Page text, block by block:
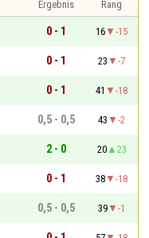
Ergebnis
Rang
0 - 1 16
-15
0 - 1 23
-7
0 - 1 41
-18
0,5 - 0,5 43
-2
2 - 0 20
23
0 - 1 38
-18
0,5 - 0,5 39
-1